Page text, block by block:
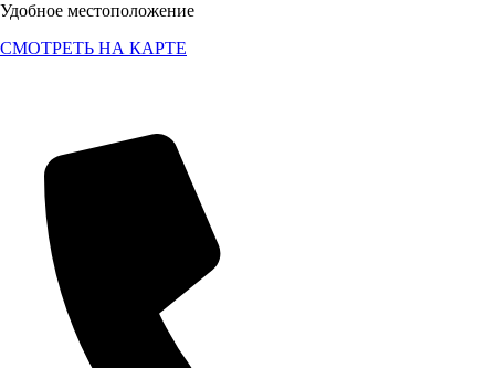
Удобное местоположение
СМОТРЕТЬ НА КАРТЕ